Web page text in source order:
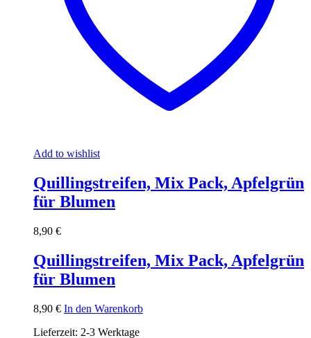
Add to wishlist
Quillingstreifen, Mix Pack, Apfelgrün
für Blumen
8,90 €
Quillingstreifen, Mix Pack, Apfelgrün
für Blumen
8,90 € In den Warenkorb
Lieferzeit: 2-3 Werktage